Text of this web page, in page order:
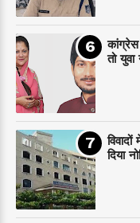
कांग्रेस
तो युवा
दिया